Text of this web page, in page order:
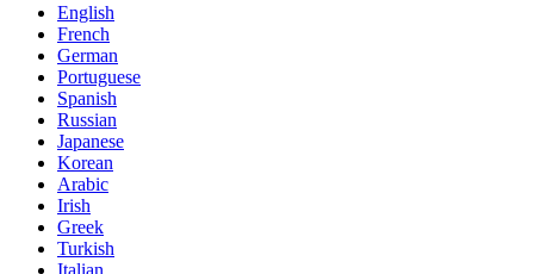
English
French
German
Portuguese
Spanish
Russian
Japanese
Korean
Arabic
Irish
Greek
Turkish
Italian